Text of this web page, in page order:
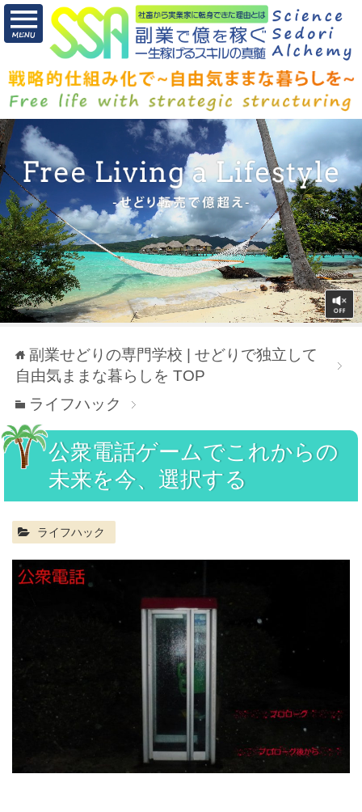
副業せどりの専門学校 | せどりで独立して
自由気ままな暮らしを TOP
ライフハック
公衆電話ゲームでこれからの
未来を今、選択する
ライフハック